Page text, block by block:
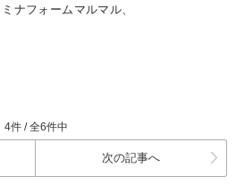
ナフォームマルマル、
4件 / 全6件中
次の記事へ